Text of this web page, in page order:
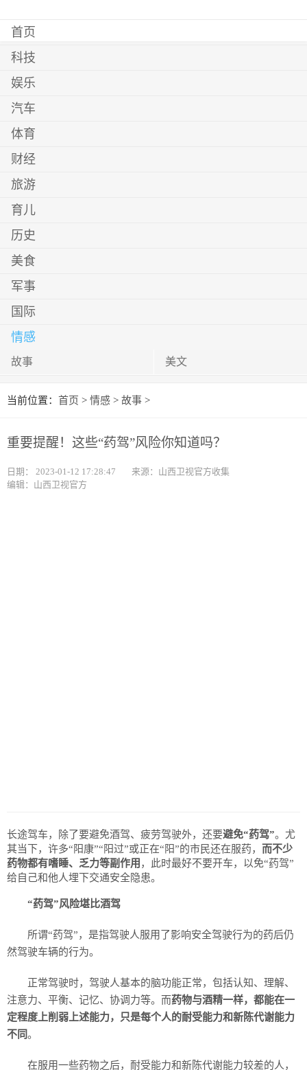
首页
科技
娱乐
汽车
体育
财经
旅游
育儿
历史
美食
军事
国际
情感
故事 美文
当前位置： 首页 > 情感 > 故事 >
重要提醒！这些“药驾”风险你知道吗？
日期： 2023-01-12 17:28:47
来源：山西卫视官方收集
编辑：山西卫视官方
长途驾车，除了要避免酒驾、疲劳驾驶外，还要避免“药驾”。尤
其当下，许多“阳康”“阳过”或正在“阳”的市民还在服药， 而不少
药物都有嗜睡、乏力等副作用 ，此时最好不要开车，以免“药驾”
给自己和他人埋下交通安全隐患。
“药驾”风险堪比酒驾
所谓“药驾”，是指驾驶人服用了影响安全驾驶行为的药后仍
然驾驶车辆的行为。
正常驾驶时，驾驶人基本的脑功能正常，包括认知、理解、
注意力、平衡、记忆、协调力等。而药物与酒精一样，都能在一
定程度上削弱上述能力，只是每个人的耐受能力和新陈代谢能力
不同。
在服用一些药物之后，耐受能力和新陈代谢能力较差的人，